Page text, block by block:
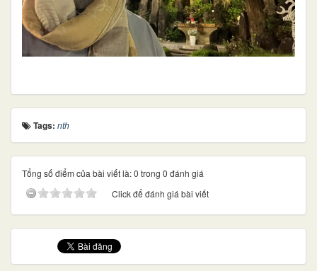
Tags: nth
Tổng số điểm của bài viết là: 0 trong 0 đánh giá
Click để đánh giá bài viết